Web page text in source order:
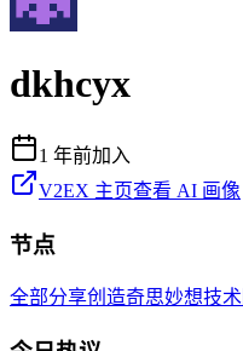
dkhcyx
1 年前加入
V2EX 主页查看 AI 画像
节点
全部分享创造奇思妙想技术